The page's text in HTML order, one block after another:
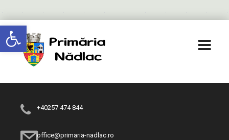
Deschide bara de unelte
+40257 474 844
office@primaria-nadlac.ro